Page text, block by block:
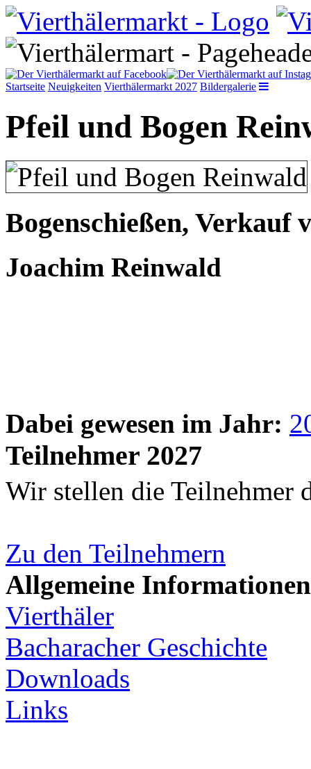
Startseite Neuigkeiten Vierthälermarkt 2027 Bildergalerie
Pfeil und Bogen
Bogenschießen, Verkauf
Joachim Reinwald
Dabei gewesen im Jahr:
Teilnehmer 2027
Wir stellen die Teilnehmer
Zu den Teilnehmern
Allgemeine Informationen
Vierthäler
Bacharacher Geschichte
Downloads
Links